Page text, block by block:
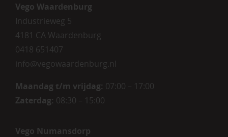
Vego Waardenburg
Industrieweg 5
4181 CA Waardenburg
0418 651407
info@vegowaardenburg.nl
Maandag t/m vrijdag: 07:00 – 17:00
Zaterdag: 08:30 – 15:00
Vego Numansdorp